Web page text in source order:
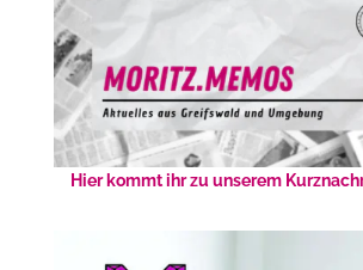
Hier kommt ihr zu unserem